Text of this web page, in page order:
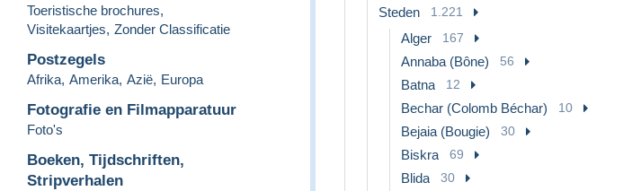
Toeristische brochures,
Visitekaartjes, Zonder Classificatie
Postzegels
Afrika, Amerika, Azië, Europa
Fotografie en Filmapparatuur
Foto's
Boeken, Tijdschriften,
Stripverhalen
Steden 1.221
Alger 167
Annaba (Bône) 56
Batna 12
Bechar (Colomb Béchar) 10
Bejaia (Bougie) 30
Biskra 69
Blida 30